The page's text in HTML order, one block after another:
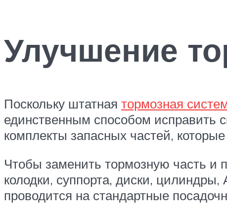
Улучшение
Поскольку штатная тормозная
единственным способом исправить
комплекты запасных частей,
Чтобы заменить тормозную часть и
колодки, суппорта, диски,
проводится на стандартные